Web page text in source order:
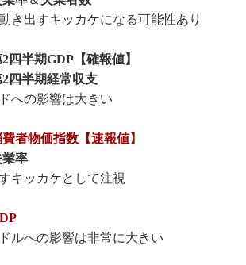
き出すキッカケになる可能性あり
四半期GDP【確報値】
四半期経常収支
への影響は大きい
者物価指数【速報値】
業率
キッカケとして注視
ルへの影響は非常に大きい